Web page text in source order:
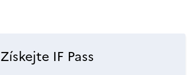
Získejte IF Pass